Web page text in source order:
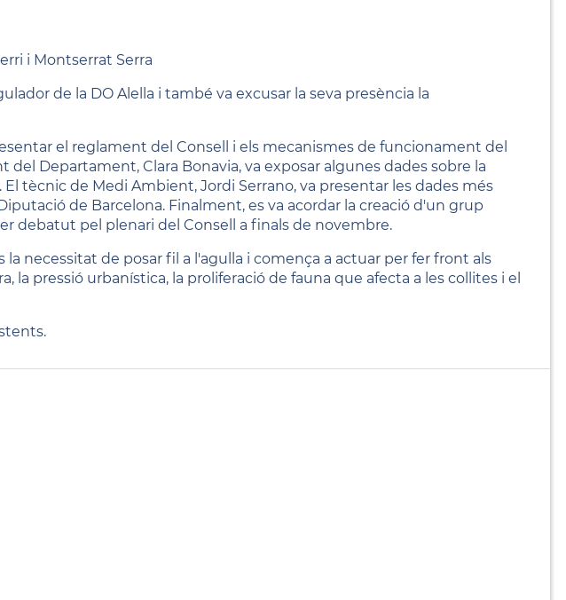
i Montserrat Serra
de la DO Alella i també va excusar la seva presència la
el reglament del Consell i els mecanismes de funcionament del
del Departament, Clara Bonavia, va exposar algunes dades sobre la
tècnic de Medi Ambient, Jordi Serrano, va presentar les dades més
de Barcelona. Finalment, es va acordar la creació d'un grup
debatut pel plenari del Consell a finals de novembre.
necessitat de posar fil a l'agulla i comença a actuar per fer front als
pressió urbanística, la proliferació de fauna que afecta a les collites i el